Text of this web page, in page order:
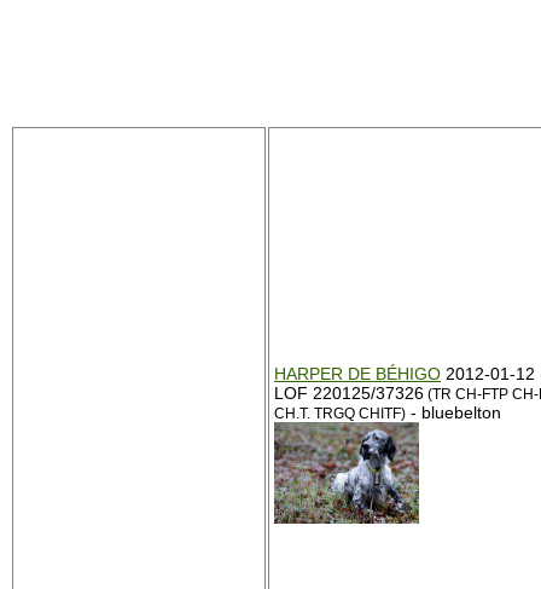
HARPER DE BÉHIGO 2012-01-12
LOF 220125/37326 (TR CH-FTP CH-
CH.T. TRGQ CHITF) - bluebelton